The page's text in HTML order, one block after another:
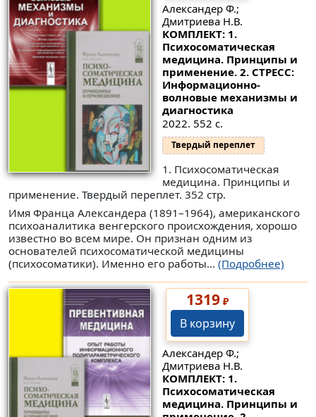
Александер Ф.;
Дмитриева Н.В.
КОМПЛЕКТ: 1.
Психосоматическая
медицина. Принципы и
применение. 2. СТРЕСС:
Информационно-
волновые механизмы и
диагностика
2022. 552 с.
Твердый переплет
1. Психосоматическая
медицина. Принципы и
применение. Твердый переплет. 352 стр.
Имя Франца Александера (1891–1964), американского
психоаналитика венгерского происхождения, хорошо
известно во всем мире. Он признан одним из
основателей психосоматической медицины
(психосоматики). Именно его работы... (Подробнее)
1319₽
В корзину
Александер Ф.;
Дмитриева Н.В.
КОМПЛЕКТ: 1.
Психосоматическая
медицина. Принципы и